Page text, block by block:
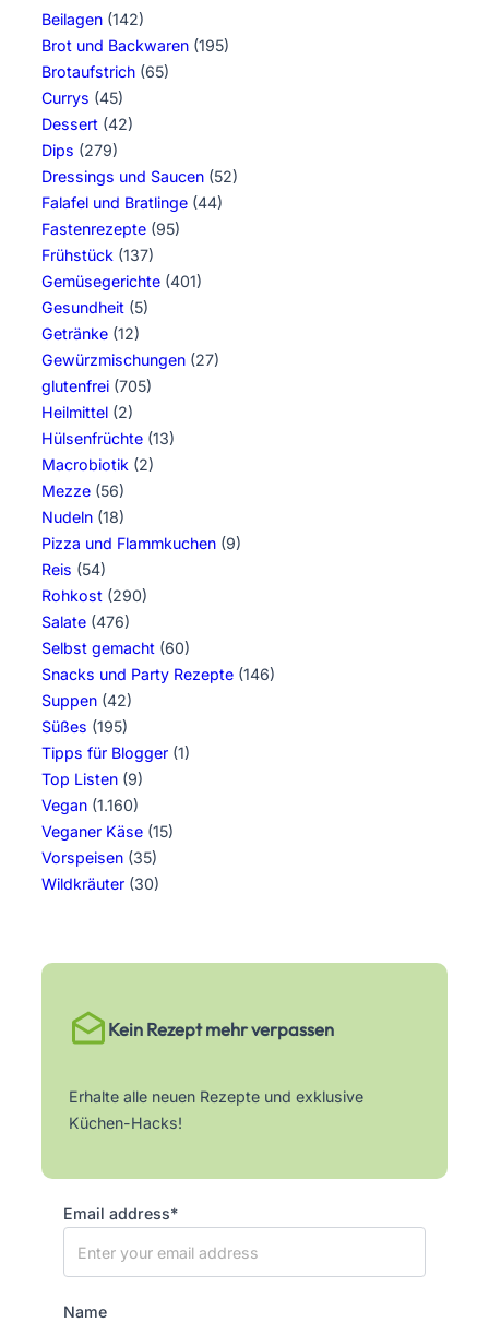
Beilagen (142)
Brot und Backwaren (195)
Brotaufstrich (65)
Currys (45)
Dessert (42)
Dips (279)
Dressings und Saucen (52)
Falafel und Bratlinge (44)
Fastenrezepte (95)
Frühstück (137)
Gemüsegerichte (401)
Gesundheit (5)
Getränke (12)
Gewürzmischungen (27)
glutenfrei (705)
Heilmittel (2)
Hülsenfrüchte (13)
Macrobiotik (2)
Mezze (56)
Nudeln (18)
Pizza und Flammkuchen (9)
Reis (54)
Rohkost (290)
Salate (476)
Selbst gemacht (60)
Snacks und Party Rezepte (146)
Suppen (42)
Süßes (195)
Tipps für Blogger (1)
Top Listen (9)
Vegan (1.160)
Veganer Käse (15)
Vorspeisen (35)
Wildkräuter (30)
Kein Rezept mehr verpassen
Erhalte alle neuen Rezepte und exklusive
Küchen-Hacks!
Email address*
Name